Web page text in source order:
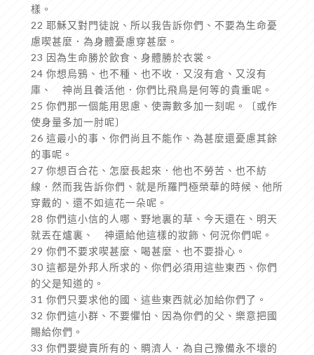
樣。
22 耶穌又對門徒說、所以我告訴你們、不要為生命憂
慮喫甚麼．為身體憂慮穿甚麼。
23 因為生命勝於飲食、身體勝於衣裳。
24 你想烏鴉、也不種、也不收．又沒有倉、又沒有
庫、 神尚且養活他．你們比飛鳥是何等的貴重呢。
25 你們那一個能用思慮、使壽數多加一刻呢。〔或作
使身量多加一肘呢〕
26 這最小的事、你們尚且不能作、為甚麼還憂慮其餘
的事呢。
27 你想百合花、怎麼長起來．他也不勞苦、也不紡
線．然而我告訴你們、就是所羅門極榮華的時候、他所
穿戴的、還不如這花一朵呢。
28 你們這小信的人哪、野地裏的草、今天還在、明天
就丟在爐裏、 神還給他這樣的妝飾、何況你們呢。
29 你們不要求喫甚麼、喝甚麼、也不要掛心。
30 這都是外邦人所求的、你們必須用這些東西、你們
的父是知道的。
31 你們只要求他的國、這些東西就必加給你們了。
32 你們這小群、不要懼怕、因為你們的父、樂意把國
賜給你們。
33 你們要變賣所有的、賙濟人．為自己豫備永不壞的